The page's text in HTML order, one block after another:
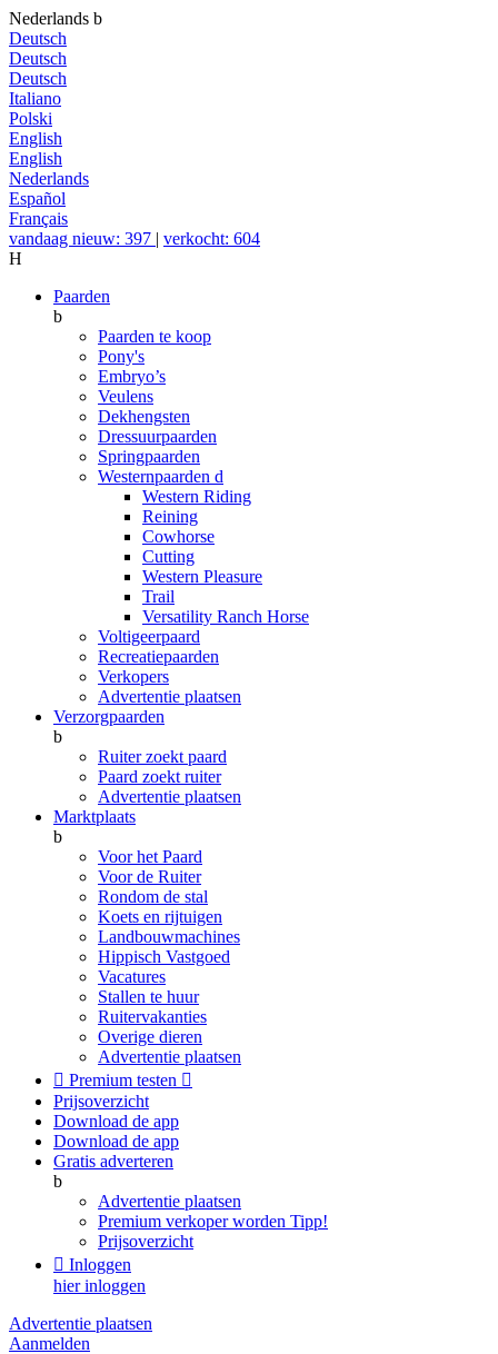
Nederlands b
Deutsch
Deutsch
Deutsch
Italiano
Polski
English
English
Nederlands
Español
Français
vandaag nieuw: 397 | verkocht: 604
H
Paarden
b
Paarden te koop
Pony's
Embryo’s
Veulens
Dekhengsten
Dressuurpaarden
Springpaarden
Westernpaarden d
Western Riding
Reining
Cowhorse
Cutting
Western Pleasure
Trail
Versatility Ranch Horse
Voltigeerpaard
Recreatiepaarden
Verkopers
Advertentie plaatsen
Verzorgpaarden
b
Ruiter zoekt paard
Paard zoekt ruiter
Advertentie plaatsen
Marktplaats
b
Voor het Paard
Voor de Ruiter
Rondom de stal
Koets en rijtuigen
Landbouwmachines
Hippisch Vastgoed
Vacatures
Stallen te huur
Ruitervakanties
Overige dieren
Advertentie plaatsen
 Premium testen 
Prijsoverzicht
Download de app
Download de app
Gratis adverteren
b
Advertentie plaatsen
Premium verkoper worden Tipp!
Prijsoverzicht
 Inloggen
hier inloggen
Advertentie plaatsen
Aanmelden